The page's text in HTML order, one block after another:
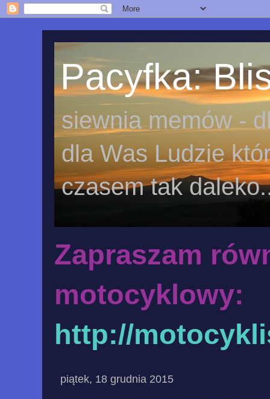
Pacyfka:
siewnia memów -
dla Was Ludzie
czasem tak
Zapraszam
motocyklowy:
http://
piątek, 18 grudnia 2015